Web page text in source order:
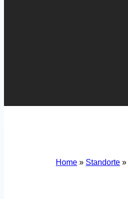
Home » Standorte »